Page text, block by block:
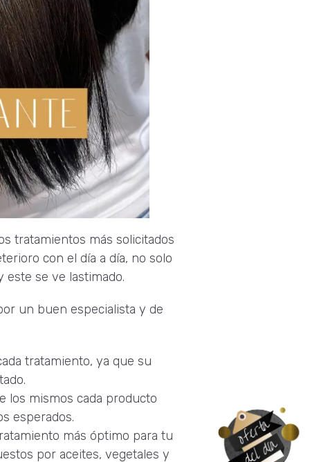
tratamientos más solicitados
con el día a día, no solo
se ve lastimado.
un buen especialista y de
tratamiento, ya que su
los mismos cada producto
esperados.
más óptimo para tu
por aceites, vegetales y